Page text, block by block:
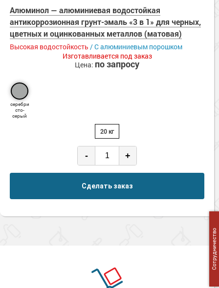
Морозостойкие краски для металла
Морозостойкие краски для фасада
Сопутствующие товары
Алюминол — алюминиевая водостойкая
антикоррозионная грунт-эмаль «3 в 1» для черных,
цветных и оцинкованных металлов (матовая)
Высокая водостойкость / C алюминиевым порошком
Изготавливается под заказ
Цена: по запросу
серебри
сто-
серый
20 кг
- +
Сделать заказ
Сотрудничество